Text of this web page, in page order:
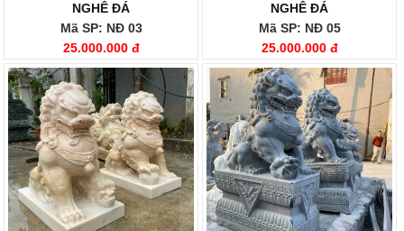
NGHÊ ĐÁ
Mã SP: NĐ 03
25.000.000 đ
NGHÊ ĐÁ
Mã SP: NĐ 05
25.000.000 đ